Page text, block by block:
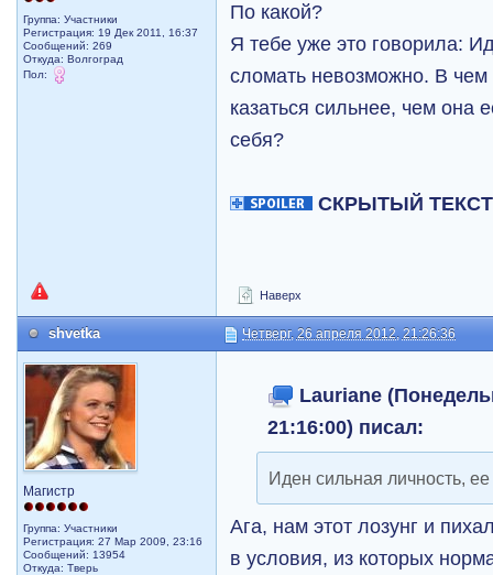
Группа: Участники
Регистрация: 19 Дек 2011, 16:37
Сообщений: 269
Откуда: Волгоград
Пол:
По какой?
Я тебе уже это говорила:
сломать невозможно. В
казаться сильнее, чем она
себя?
СКРЫТЫЙ ТЕКСТ
Наверх
shvetka Четверг, 26 апреля 2012, 21:26:36
Магистр
Группа: Участники
Регистрация: 27 Мар 2009, 23:16
Сообщений: 13954
Откуда: Тверь
Lauriane
21:16:00) писал:
Иден сильная личность,
Ага, нам этот лозунг и
в условия, из которых